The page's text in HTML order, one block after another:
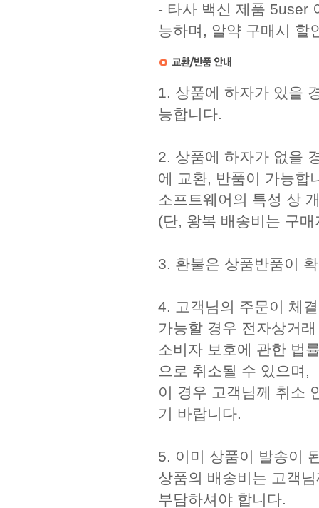
- 타사 백신 제품 5user
능하며, 알약 구매시 할
1. 상품에 하자가 있을
능합니다.
2. 상품에 하자가 없을
에 교환, 반품이 가능합
소프트웨어의 특성 상
(단, 왕복 배송비는 구
3. 환불은 상품반품이
4. 고객님의 주문이 체
가능할 경우 전자상거
소비자 보호에 관한 법
으로 취소될 수 있으며,
이 경우 고객님께 취소
기 바랍니다.
5. 이미 상품이 발송이
상품의 배송비는 고객
부담하셔야 합니다.